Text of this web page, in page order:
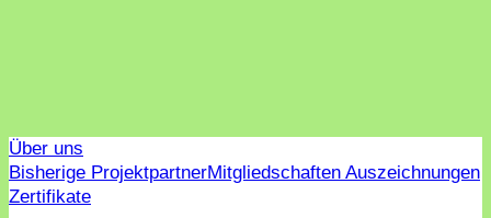
Über uns
Bisherige ProjektpartnerMitgliedschaften Auszeichnungen
Zertifikate